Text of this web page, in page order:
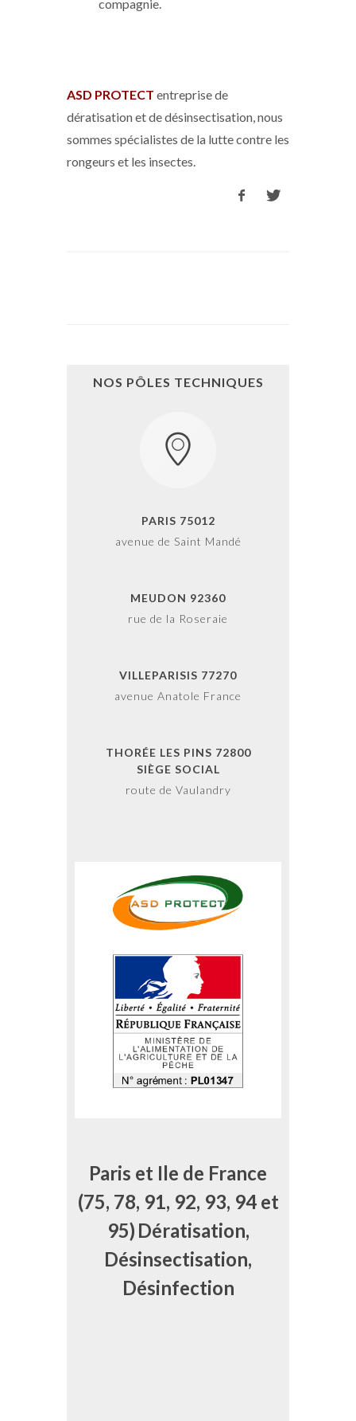
compagnie.
ASD PROTECT entreprise de
dératisation et de désinsectisation, nous
sommes spécialistes de la lutte contre les
rongeurs et les insectes.
NOS PÔLES TECHNIQUES
PARIS 75012
avenue de Saint Mandé
MEUDON 92360
rue de la Roseraie
VILLEPARISIS 77270
avenue Anatole France
THORÉE LES PINS 72800
SIÈGE SOCIAL
route de Vaulandry
Paris et Ile de France
(75, 78, 91, 92, 93, 94 et
95) Dératisation,
Désinsectisation,
Désinfection